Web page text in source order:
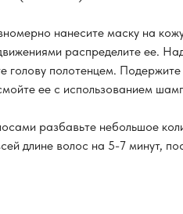
нанесите маску на
распределите ее.
голову полотенцем.
ее с использованием
разбавьте небольшое
длине волос на 5-7 минут,